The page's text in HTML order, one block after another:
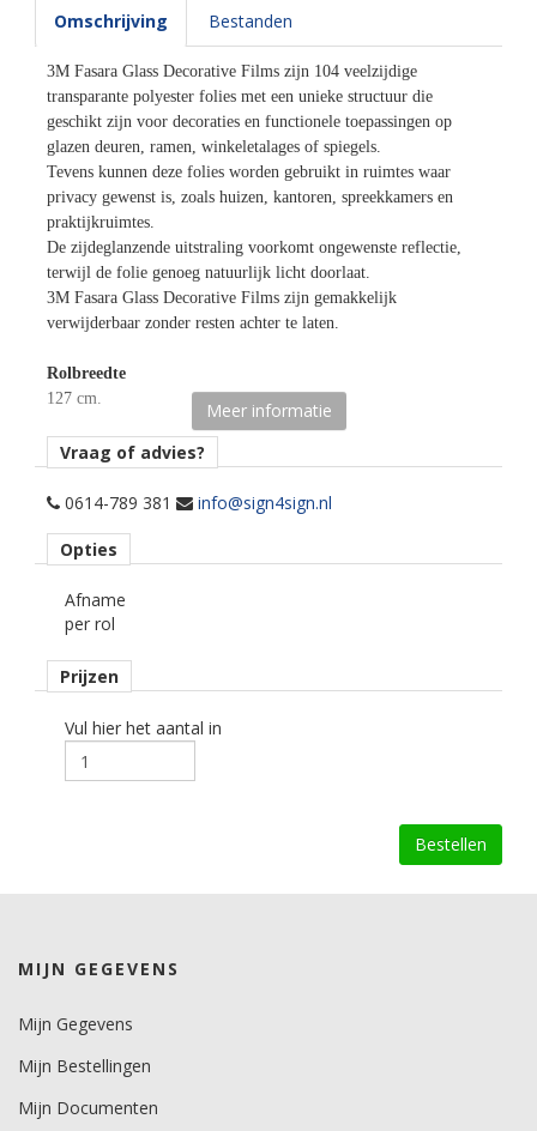
Omschrijving Bestanden
3M Fasara Glass Decorative Films zijn 104 veelzijdige
transparante polyester folies met een unieke structuur die
geschikt zijn voor decoraties en functionele toepassingen op
glazen deuren, ramen, winkeletalages of spiegels.
Tevens kunnen deze folies worden gebruikt in ruimtes waar
privacy gewenst is, zoals huizen, kantoren, spreekkamers en
praktijkruimtes.
De zijdeglanzende uitstraling voorkomt ongewenste reflectie,
terwijl de folie genoeg natuurlijk licht doorlaat.
3M Fasara Glass Decorative Films zijn gemakkelijk
verwijderbaar zonder resten achter te laten.
Rolbreedte
127 cm.
Afname
per hele rol a 30 meter.
Polyester glasfolie.
kenmerk belijming
permanent, transparant, solvent gebaseerd.
Ondergrond
81 mu.
Maximale krimp (mm)
12.
Meer informatie
Vraag of advies?
0614-789 381 info@sign4sign.nl
Opties
Afname
per rol
Prijzen
Vul hier het aantal in
MIJN GEGEVENS
Mijn Gegevens
Mijn Bestellingen
Mijn Documenten